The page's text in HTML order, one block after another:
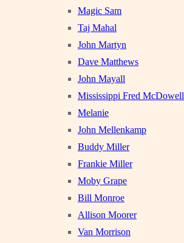
Magic Sam
Taj Mahal
John Martyn
Dave Matthews
John Mayall
Mississippi Fred McDowell
Melanie
John Mellenkamp
Buddy Miller
Frankie Miller
Moby Grape
Bill Monroe
Allison Moorer
Van Morrison